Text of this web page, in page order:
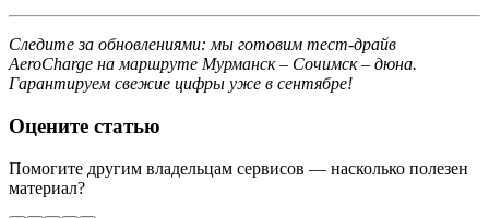
Следите за обновлениями: мы готовим тест-драйв
AeroCharge на маршруте Мурманск – Сочимск – дюна.
Гарантируем свежие цифры уже в сентябре!
Оцените статью
Помогите другим владельцам сервисов — насколько полезен
материал?